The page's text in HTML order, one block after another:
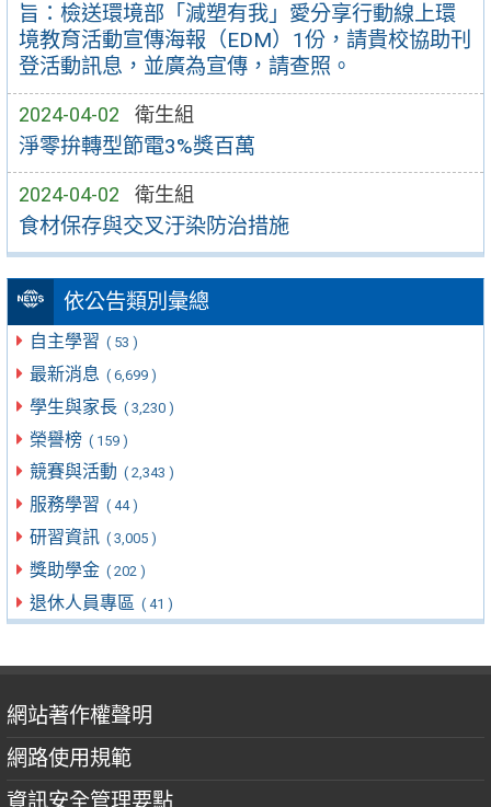
旨：檢送環境部「減塑有我」愛分享行動線上環
境教育活動宣傳海報（EDM）1份，請貴校協助刊
登活動訊息，並廣為宣傳，請查照。
2024-04-02 衛生組
淨零拚轉型節電3%獎百萬
2024-04-02 衛生組
食材保存與交叉汙染防治措施
依公告類別彙總
自主學習 ( 53 )
最新消息 ( 6,699 )
學生與家長 ( 3,230 )
榮譽榜 ( 159 )
競賽與活動 ( 2,343 )
服務學習 ( 44 )
研習資訊 ( 3,005 )
獎助學金 ( 202 )
退休人員專區 ( 41 )
網站著作權聲明
網路使用規範
資訊安全管理要點